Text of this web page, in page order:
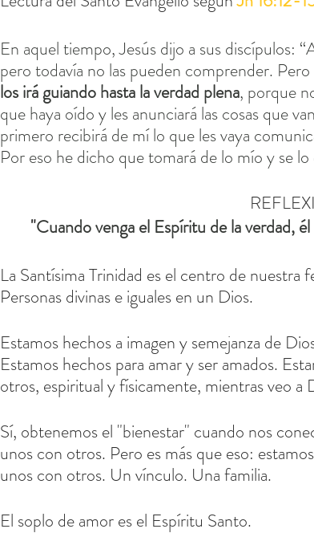
En aquel tiempo, Jesús dijo a sus discípulos:
pero todavía no las pueden comprender. Pero
los irá guiando hasta la verdad plena, porque
que haya oído y les anunciará las cosas que
primero recibirá de mí lo que les vaya
Por eso he dicho que tomará de lo mío y se
"Cuando venga el Espíritu de la verdad,
La Santísima Trinidad es el centro de
Personas divinas e iguales en un Dios.
Estamos hechos a imagen y semejanza de
Estamos hechos para amar y ser amados.
otros, espiritual y físicamente, mientras veo a
Sí, obtenemos el "bienestar" cuando nos
unos con otros. Pero es más que eso:
unos con otros. Un vínculo. Una familia.
El soplo de amor es el Espíritu Santo.